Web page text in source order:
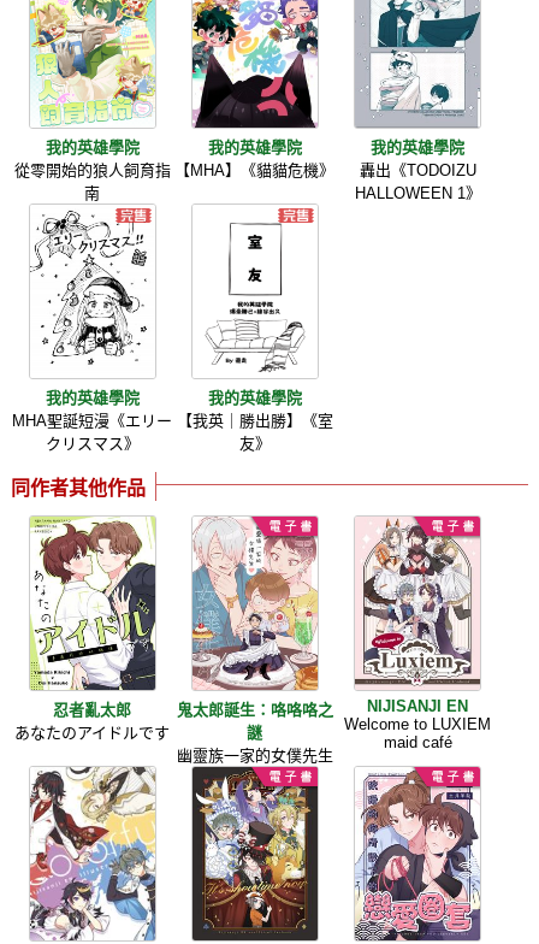
我的英雄學院
從零開始的狼人飼育指
南
我的英雄學院
【MHA】《貓貓危機》
我的英雄學院
轟出《TODOIZU
HALLOWEEN 1》
我的英雄學院
MHA聖誕短漫《エリー
クリスマス》
我的英雄學院
【我英｜勝出勝】《室
友》
同作者其他作品
忍者亂太郎
あなたのアイドルです
鬼太郎誕生：咯咯咯之
謎
幽靈族一家的女僕先生
NIJISANJI EN
Welcome to LUXIEM
maid café